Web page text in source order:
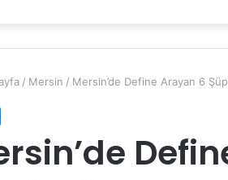
/ Mersin / Mersin’de Define Arayan 6